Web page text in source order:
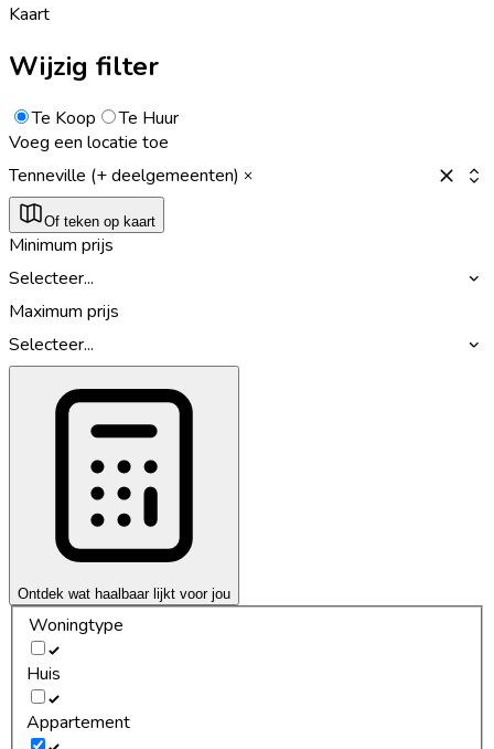
Kaart
Wijzig filter
Te Koop
Te Huur
Voeg een locatie toe
Tenneville (+ deelgemeenten)
Of teken op kaart
Minimum prijs
Selecteer...
Maximum prijs
Selecteer...
Ontdek wat haalbaar lijkt voor jou
Woningtype
Huis
Appartement